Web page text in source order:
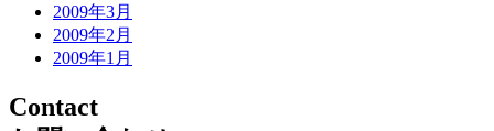
2009年3月
2009年2月
2009年1月
Contact